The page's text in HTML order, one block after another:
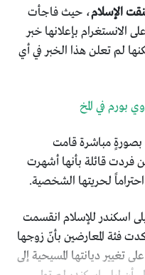
الإسلام، حيث فاجأت
الانستغرام بإعلانها خبر
لم تعلن هذا الخبر في أي
بورم في المخ
بصورةٍ مباشرة قامت
فردت قائلة بأنها أشهرت
لحريتها الشخصية.
اسكندر للإسلام انقسمت
فئة المعارضين بأنّ زوجها
ديانتها المسيحية إلى